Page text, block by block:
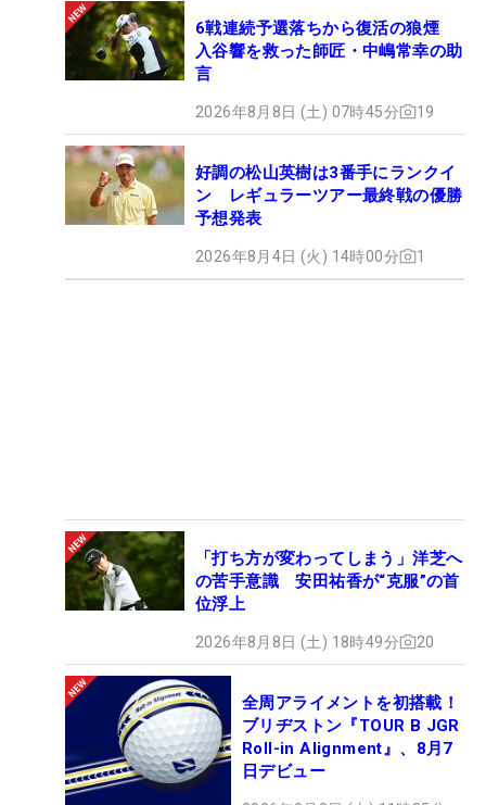
6戦連続予選落ちから復活の狼煙
入谷響を救った師匠・中嶋常幸の助
言
2026年8月8日 (土) 07時45分 19
好調の松山英樹は3番手にランクイ
ン レギュラーツアー最終戦の優勝
予想発表
2026年8月4日 (火) 14時00分 1
「打ち方が変わってしまう」洋芝へ
の苦手意識 安田祐香が“克服”の首
位浮上
2026年8月8日 (土) 18時49分 20
全周アライメントを初搭載！
ブリヂストン『TOUR B JGR
Roll-in Alignment』、8月7
日デビュー